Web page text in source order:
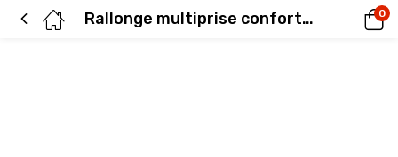
Rallonge multiprise confort – bloc de prises rotatif – 3x2P+T – cordon 1,5 m 0